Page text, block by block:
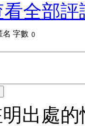
看全部評
名 字數
出處